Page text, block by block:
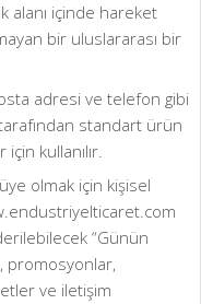
alanı içinde hareket
bir uluslararası bir
adresi ve telefon gibi
standart ürün
kullanılır.
olmak için kişisel
“Günün
promosyonlar,
ve iletişim